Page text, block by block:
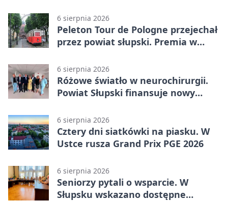
6 sierpnia 2026
Peleton Tour de Pologne przejechał
przez powiat słupski. Premia w
6 sierpnia 2026
Różowe światło w neurochirurgii.
Powiat Słupski finansuje nowy
6 sierpnia 2026
Cztery dni siatkówki na piasku. W
Ustce rusza Grand Prix PGE 2026
6 sierpnia 2026
Seniorzy pytali o wsparcie. W
Słupsku wskazano dostępne